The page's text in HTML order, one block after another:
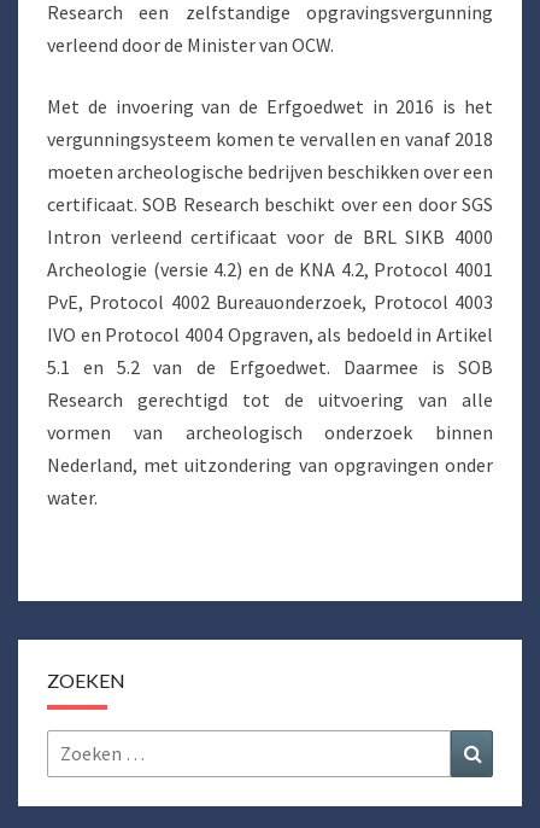
Research een zelfstandige opgravingsvergunning
verleend door de Minister van OCW.
Met de invoering van de Erfgoedwet in 2016 is het
vergunningsysteem komen te vervallen en vanaf 2018
moeten archeologische bedrijven beschikken over een
certificaat. SOB Research beschikt over een door SGS
Intron verleend certificaat voor de BRL SIKB 4000
Archeologie (versie 4.2) en de KNA 4.2, Protocol 4001
PvE, Protocol 4002 Bureauonderzoek, Protocol 4003
IVO en Protocol 4004 Opgraven, als bedoeld in Artikel
5.1 en 5.2 van de Erfgoedwet. Daarmee is SOB
Research gerechtigd tot de uitvoering van alle
vormen van archeologisch onderzoek binnen
Nederland, met uitzondering van opgravingen onder
water.
ZOEKEN
Zoeken
naar: